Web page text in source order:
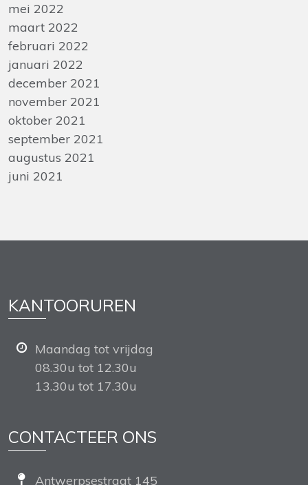
mei 2022
maart 2022
februari 2022
januari 2022
december 2021
november 2021
oktober 2021
september 2021
augustus 2021
juni 2021
KANTOORUREN
Maandag tot vrijdag
08.30u tot 12.30u
13.30u tot 17.30u
CONTACTEER ONS
Antwerpsestraat 145